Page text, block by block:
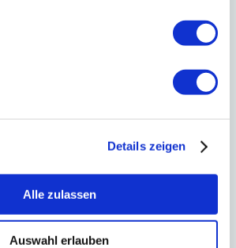
Details zeigen
Alle zulassen
Auswahl erlauben
Zauberstab als Erinnerung?
buchen